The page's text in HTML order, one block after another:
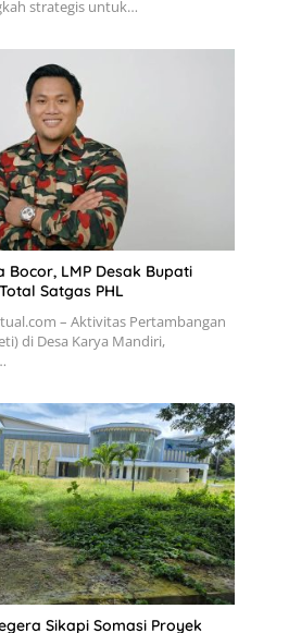
strategis untuk…
Bocor, LMP Desak Bupati
Satgas PHL
– Aktivitas Pertambangan
di Desa Karya Mandiri,
Sikapi Somasi Proyek